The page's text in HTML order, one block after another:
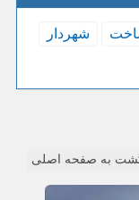
شهردار
به صفحه اصلی